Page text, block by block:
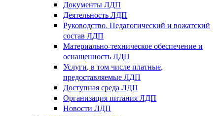
Документы ЛДП
Деятельность ЛДП
Руководство. Педагогический и вожатский
состав ЛДП
Материально-техническое обеспечение и
оснащенность ЛДП
Услуги, в том числе платные,
предоставляемые ЛДП
Доступная среда ЛДП
Организация питания ЛДП
Новости ЛДП